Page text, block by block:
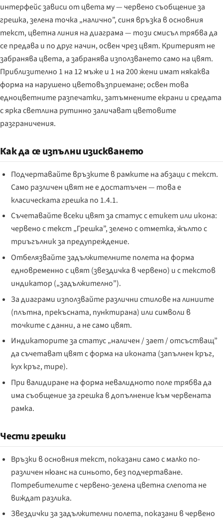
интерфейс зависи от цвета му — червено съобщение за
грешка, зелена точка „налично”, синя връзка в основния
текст, цветна линия на диаграма — този смисъл трябва да
се предава и по друг начин, освен чрез цвят. Критерият не
забранява цвета, а забранява използването само на цвят.
Приблизително 1 на 12 мъже и 1 на 200 жени имат някаква
форма на нарушено цветовъзприемане; освен това
едноцветните разпечатки, затъмнените екрани и средата
с ярка светлина рутинно заличават цветовите
разграничения.
Как да се изпълни изискването
Подчертавайте връзките в рамките на абзаци с текст.
Само различен цвят не е достатъчен — това е
класическата грешка по 1.4.1.
Съчетавайте всеки цвят за статус с етикет или икона:
червено с текст „Грешка”, зелено с отметка, жълто с
триъгълник за предупреждение.
Отбелязвайте задължителните полета на форма
едновременно с цвят (звездичка в червено) и с текстов
индикатор („задължително”).
За диаграми използвайте различни стилове на линиите
(плътна, прекъсната, пунктирана) или символи в
точките с данни, а не само цвят.
Индикаторите за статус „наличен / зает / отсъстващ”
да съчетават цвят с форма на иконата (запълнен кръг,
кух кръг, тире).
При валидиране на форма невалидното поле трябва да
има съобщение за грешка в допълнение към червената
рамка.
Чести грешки
Връзки в основния текст, показани само с малко по-
различен нюанс на синьото, без подчертаване.
Потребителите с червено-зелена цветна слепота не
виждат разлика.
Звездички за задължителни полета, показани в червено